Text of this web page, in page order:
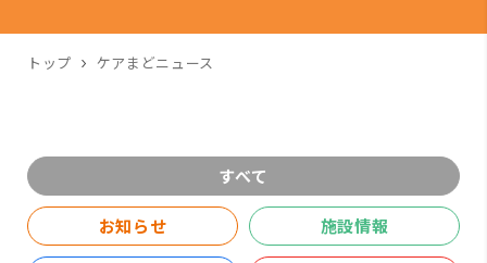
トップ ケアまどニュース
すべて
お知らせ 施設情報